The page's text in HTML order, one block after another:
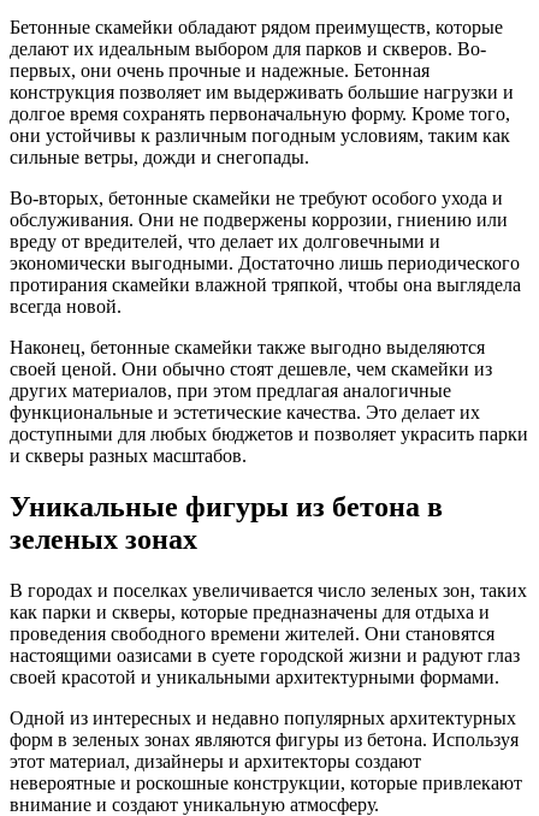
Бетонные скамейки обладают рядом преимуществ, которые
делают их идеальным выбором для парков и скверов. Во-
первых, они очень прочные и надежные. Бетонная
конструкция позволяет им выдерживать большие нагрузки и
долгое время сохранять первоначальную форму. Кроме того,
они устойчивы к различным погодным условиям, таким как
сильные ветры, дожди и снегопады.
Во-вторых, бетонные скамейки не требуют особого ухода и
обслуживания. Они не подвержены коррозии, гниению или
вреду от вредителей, что делает их долговечными и
экономически выгодными. Достаточно лишь периодического
протирания скамейки влажной тряпкой, чтобы она выглядела
всегда новой.
Наконец, бетонные скамейки также выгодно выделяются
своей ценой. Они обычно стоят дешевле, чем скамейки из
других материалов, при этом предлагая аналогичные
функциональные и эстетические качества. Это делает их
доступными для любых бюджетов и позволяет украсить парки
и скверы разных масштабов.
Уникальные фигуры из бетона в
зеленых зонах
В городах и поселках увеличивается число зеленых зон, таких
как парки и скверы, которые предназначены для отдыха и
проведения свободного времени жителей. Они становятся
настоящими оазисами в суете городской жизни и радуют глаз
своей красотой и уникальными архитектурными формами.
Одной из интересных и недавно популярных архитектурных
форм в зеленых зонах являются фигуры из бетона. Используя
этот материал, дизайнеры и архитекторы создают
невероятные и роскошные конструкции, которые привлекают
внимание и создают уникальную атмосферу.